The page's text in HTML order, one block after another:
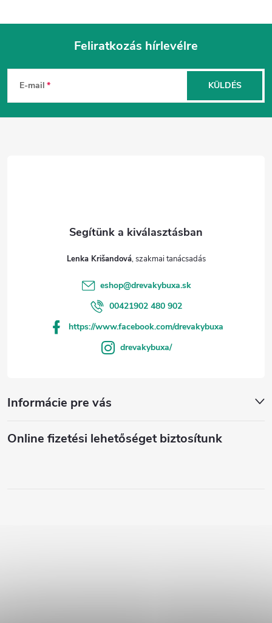
b
l
Feliratkozás hírlevélre
E-mail KÜLDÉS
Lenka Krišandová
eshop@drevakybuxa.sk
00421902 480 902
https://www.facebook.com/drevakybuxa
drevakybuxa/
Informácie pre vás
Online fizetési lehetőséget biztosítunk